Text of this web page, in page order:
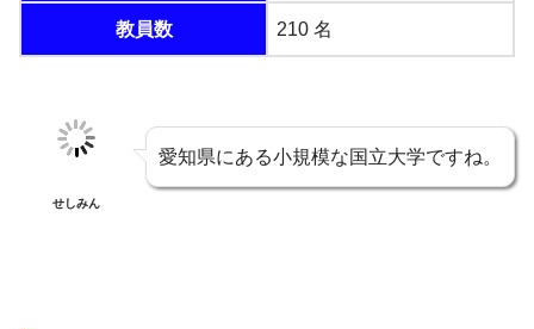
教員数 210 名
せしみん
愛知県にある小規模な国立大学ですね。